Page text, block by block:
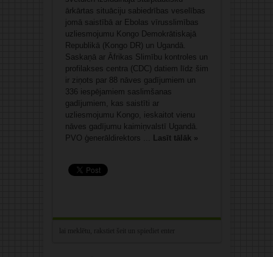
ārkārtas situāciju sabiedrības veselības
jomā saistībā ar Ebolas vīrusslimības
uzliesmojumu Kongo Demokrātiskajā
Republikā (Kongo DR) un Ugandā.
Saskaņā ar Āfrikas Slimību kontroles un
profilakses centra (CDC) datiem līdz šim
ir ziņots par 88 nāves gadījumiem un
336 iespējamiem saslimšanas
gadījumiem, kas saistīti ar
uzliesmojumu Kongo, ieskaitot vienu
nāves gadījumu kaimiņvalstī Ugandā.
PVO ģenerāldirektors ... Lasīt tālāk »